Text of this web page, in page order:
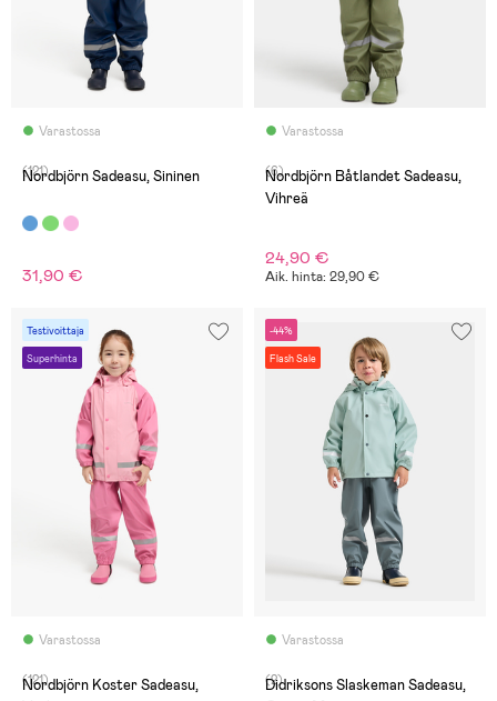
Varastossa
(121) Nordbjörn Sadeasu, Sininen
31,90 €
Varastossa
(6)
Nordbjörn Båtlandet Sadeasu,
Vihreä
24,90 €
Aik. hinta: 29,90 €
Testivoittaja
Superhinta
Varastossa
(121)
Nordbjörn Koster Sadeasu,
-44%
Flash Sale
Varastossa
(2)
Didriksons Slaskeman Sadeasu,